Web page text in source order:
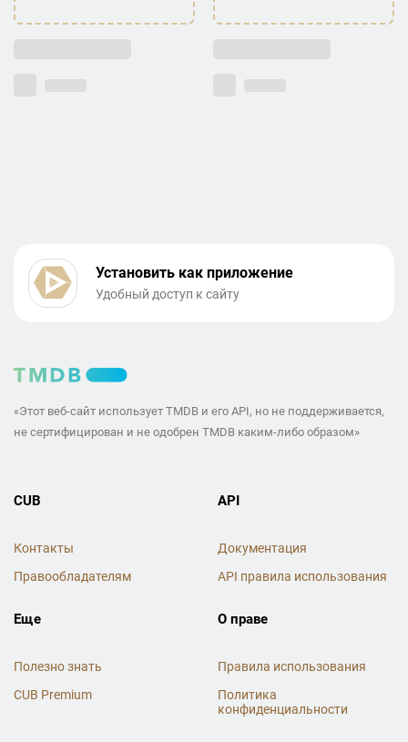
Установить как приложение
Удобный доступ к сайту
«Этот веб-сайт использует TMDB и его API, но не поддерживается,
не сертифицирован и не одобрен TMDB каким-либо образом»
CUB
Контакты
Правообладателям
API
Документация
API правила использования
Еще
Полезно знать
CUB Premium
О праве
Правила использования
Политика
конфиденциальности